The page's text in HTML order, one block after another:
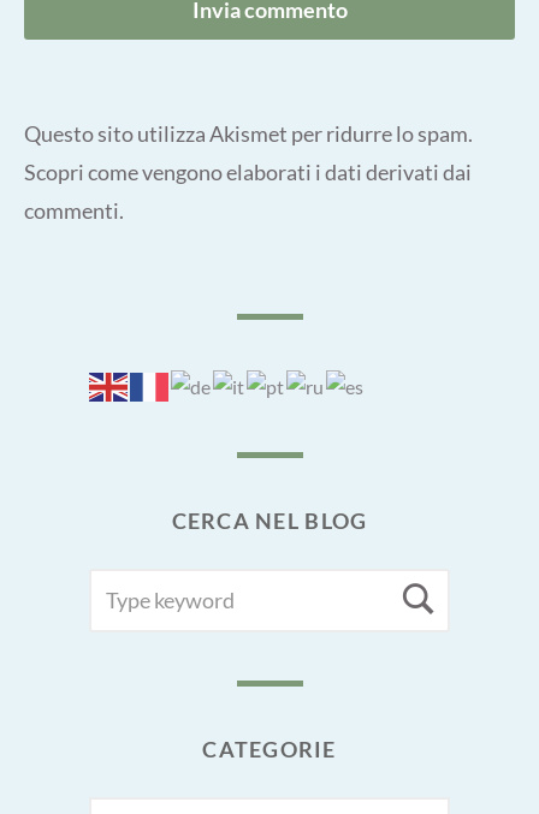
Questo sito utilizza Akismet per ridurre lo spam.
Scopri come vengono elaborati i dati derivati dai
commenti.
CERCA NEL BLOG
FOR:
CATEGORIE